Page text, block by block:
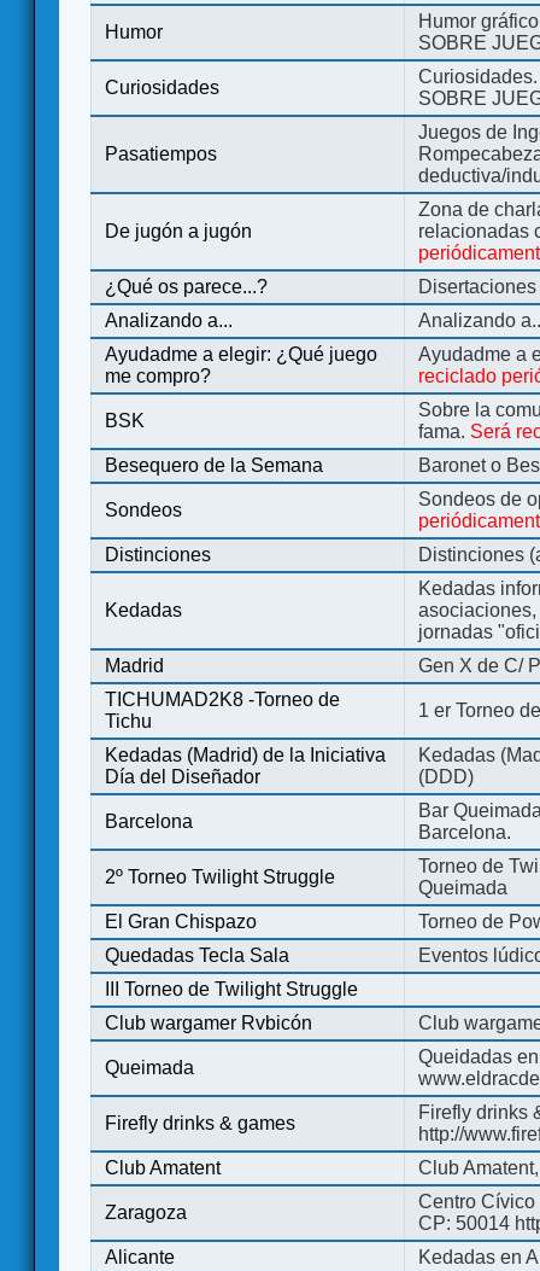
Humor
Humor
SOBRE
Curiosidades
SOBRE
Pasatiempos
Juegos de
deductiva/
De jugón a jugón
Zona de
relacionadas
¿Qué os parece...?
Analizando a...
Analizando
Ayudadme a elegir: ¿Qué juego
me compro?
Ayudadme a
reciclado
BSK
Sobre la
fama. Será
Besequero de la Semana
Baronet o
Sondeos
Sondeos de
Distinciones
Distinciones
Kedadas
Kedadas
jornadas
Madrid
Gen X de C/
TICHUMAD2K8 -Torneo de
Tichu
1 er Torneo
Kedadas (Madrid) de la Iniciativa
Día del Diseñador
Kedadas
(DDD)
Barcelona
Bar
Barcelona.
2º Torneo Twilight Struggle
Torneo de
Queimada
El Gran Chispazo
Torneo de
Quedadas Tecla Sala
Eventos
III Torneo de Twilight Struggle
Club wargamer Rvbicón
Club
Queimada
Queidadas
Firefly drinks & games
Firefly drinks
http://
Club Amatent
Club
Zaragoza
Centro Cívico
CP: 50014
Alicante
Kedadas en